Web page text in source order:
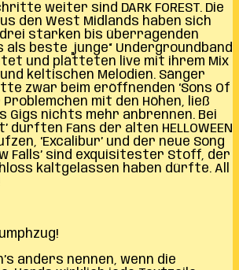
weiter sind DARK FOREST. Die
den West Midlands haben sich
drei starken bis überragenden
beste „junge“ Undergroundband
und plätteten live mit ihrem Mix
und keltischen Melodien. Sänger
zwar beim eröffnenden ‘Sons Of
Problemchen mit den Höhen, ließ
Gigs nichts mehr anbrennen. Bei
durften Fans der alten HELLOWEEN
‘Excalibur’ und der neue Song
Falls’ sind exquisitester Stoff, der
kaltgelassen haben dürfte. All
anders nennen, wenn die